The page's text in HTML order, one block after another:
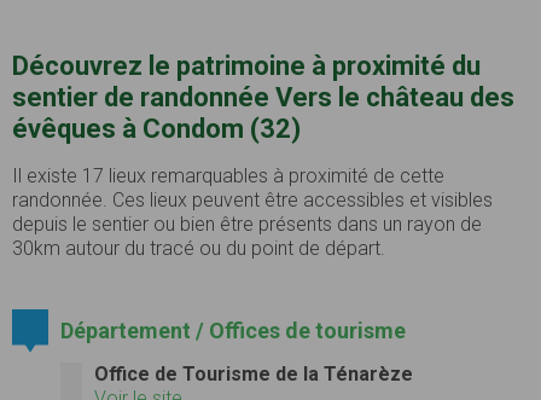
Découvrez le patrimoine à proximité du
sentier de randonnée Vers le château des
évêques à Condom (32)
Il existe 17 lieux remarquables à proximité de cette
randonnée. Ces lieux peuvent être accessibles et visibles
depuis le sentier ou bien être présents dans un rayon de
30km autour du tracé ou du point de départ.
Département / Offices de tourisme
Office de Tourisme de la Ténarèze